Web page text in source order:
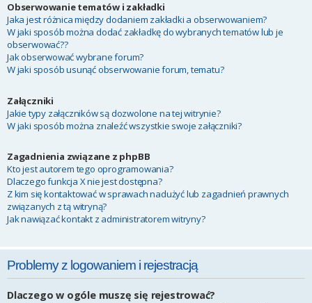
Obserwowanie tematów i zakładki
Jaka jest różnica między dodaniem zakładki a obserwowaniem?
W jaki sposób można dodać zakładkę do wybranych tematów lub je
obserwować??
Jak obserwować wybrane forum?
W jaki sposób usunąć obserwowanie forum, tematu?
Załączniki
Jakie typy załączników są dozwolone na tej witrynie?
W jaki sposób można znaleźć wszystkie swoje załączniki?
Zagadnienia związane z phpBB
Kto jest autorem tego oprogramowania?
Dlaczego funkcja X nie jest dostępna?
Z kim się kontaktować w sprawach nadużyć lub zagadnień prawnych
związanych z tą witryną?
Jak nawiązać kontakt z administratorem witryny?
Problemy z logowaniem i rejestracją
Dlaczego w ogóle muszę się rejestrować?